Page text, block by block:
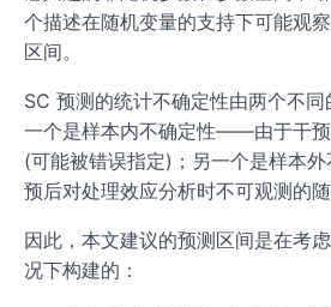
个描述在随机变量的支持下可能观
区间。
SC 预测的统计不确定性由两个不同
一个是样本内不确定性——由于干
(可能被错误指定)；另一个是样本
预后对处理效应分析时不可观测的随
因此，本文建议的预测区间是在考
况下构建的：